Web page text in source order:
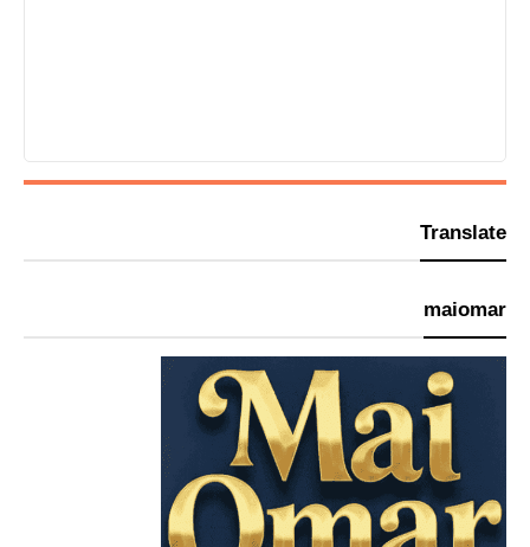
Translate
maiomar